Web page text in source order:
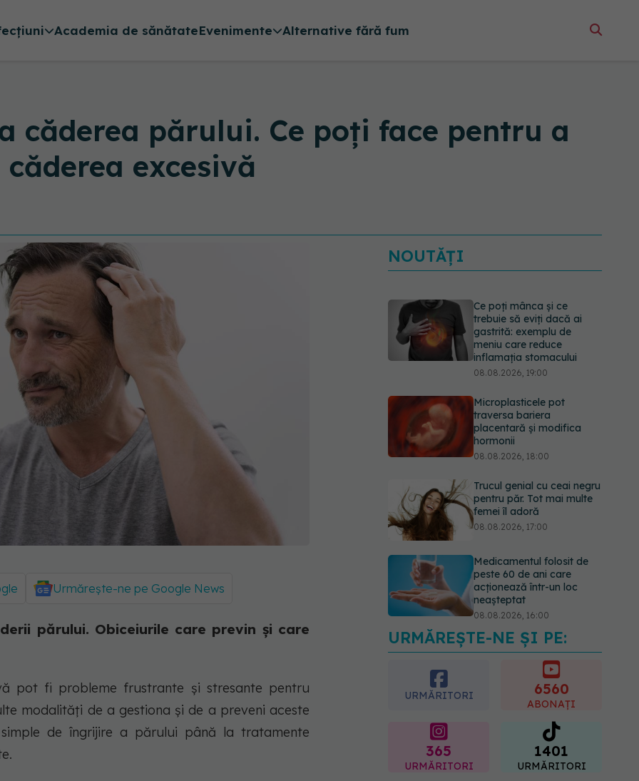
Academia de sănătateEvenimente Alternative fără fum
căderea părului. Ce poți face pentru a
excesivă
Urmărește-ne pe Google News
părului. Obiceiurile care previn și care
pot fi probleme frustrante și stresante pentru
modalități de a gestiona și de a preveni aceste
de îngrijire a părului până la tratamente
NOUTĂȚI
Ce poți mânca și ce
trebuie să eviți dacă ai
gastrită: exemplu de
meniu care reduce
inflamația stomacului
08.08.2026, 19:00
Microplasticele pot
traversa bariera
placentară și modifica
hormonii
08.08.2026, 18:00
Trucul genial cu ceai negru
pentru păr. Tot mai multe
femei îl adoră
08.08.2026, 17:00
Medicamentul folosit de
peste 60 de ani care
acționează într-un loc
neașteptat
08.08.2026, 16:00
Transpirații nocturne:
semnul ignorat care poate
ascunde probleme
serioase de sănătate
08.08.2026, 20:00
URMĂREȘTE-NE ȘI PE:
URMĂRITORI 6560
ABONAȚI
365
URMĂRITORI
1401
URMĂRITORI